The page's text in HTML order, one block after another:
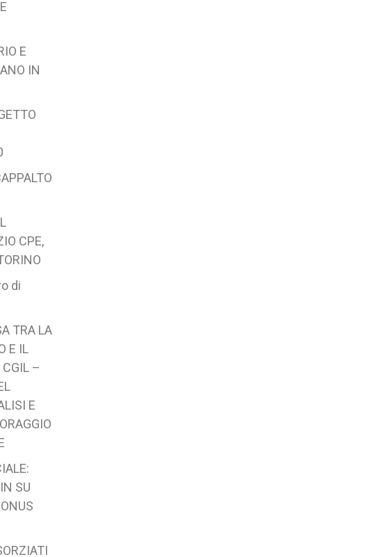
E
IN
CPE,
di
TRA LA
E IL
CGIL –
E
SU